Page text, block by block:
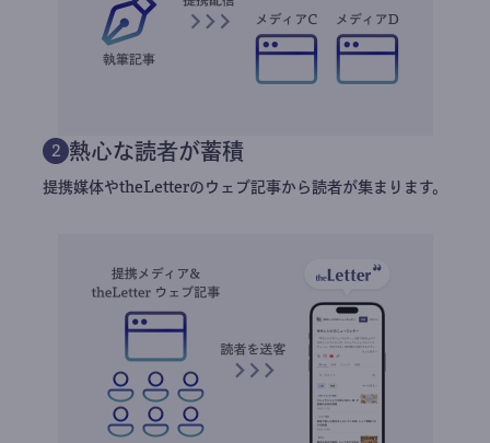
2 熱心な読者が蓄積
提携媒体やtheLetterのウェブ記事から読者が集まります。